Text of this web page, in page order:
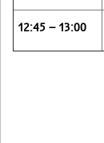
12:45 – 13:00